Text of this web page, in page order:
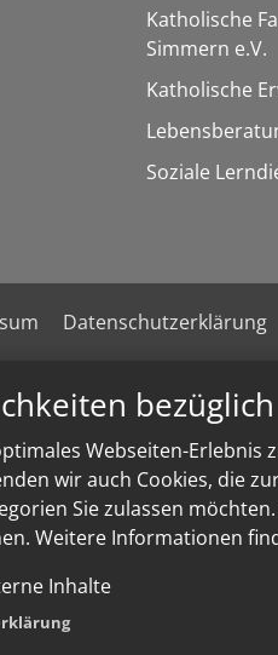
Webseiten-Erlebnis
wir auch Cookies, die
Sie zulassen
Weitere Informationen
Inhalte
Katholische
Simmern e.V.
Katholische
Soziale
Datenschutzerklärung